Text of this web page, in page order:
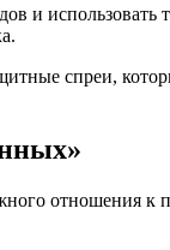
и
спреи,
отношения